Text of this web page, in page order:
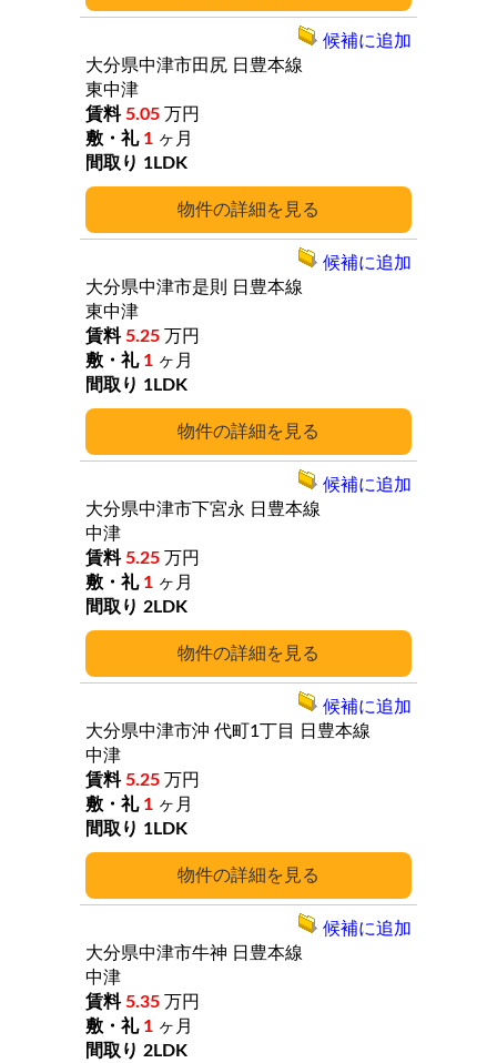
詳細
大分県中津市田尻 日豊本線
東中津
5.05 万円
1 ヶ月
1LDK
候補に追加
詳細
大分県中津市是則
日豊本線
東中津
5.25 万円
1 ヶ月
1LDK
候補に追加
詳細
大分県中津市下宮永 日豊本線
中津
5.25 万円
1 ヶ月
2LDK
候補に追加
詳細
大分県中津市沖 代町1丁目
日豊本線
中津
5.25 万円
1 ヶ月
1LDK
候補に追加
大分県中津市牛神 日豊本線
中津
5.35 万円
1 ヶ月
2LDK
候補に追加